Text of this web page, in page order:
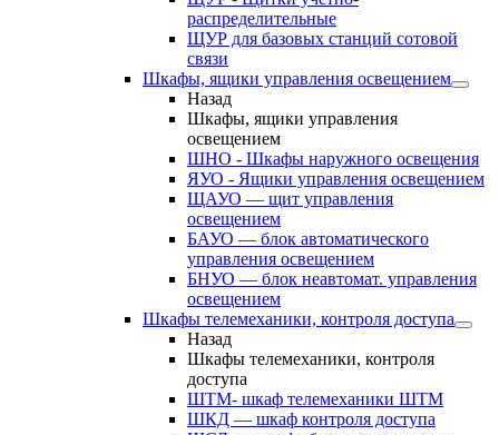
распределительные
ЩУР для базовых станций сотовой
связи
Шкафы, ящики управления освещением
Назад
Шкафы, ящики управления
освещением
ШНО - Шкафы наружного освещения
ЯУО - Ящики управления освещением
ЩАУО — щит управления
освещением
БАУО — блок автоматического
управления освещением
БНУО — блок неавтомат. управления
освещением
Шкафы телемеханики, контроля доступа
Назад
Шкафы телемеханики, контроля
доступа
ШТМ- шкаф телемеханики ШТМ
ШКД — шкаф контроля доступа